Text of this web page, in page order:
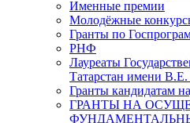
Именные премии
Молодёжные
Гранты по
РНФ
Лауреаты
Татарстан имени В.Е.
Гранты кандидатам
ГРАНТЫ НА